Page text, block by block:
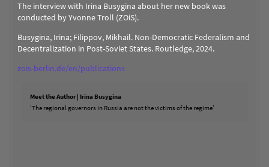
The interview with Irina Busygina about her new book was
conducted by Yvonne Troll (ZOiS).
Busygina, Irina; Filippov, Mikhail. Non-Democratic Federalism and
Decentralization in Post-Soviet States. Routledge, 2024.
zois-berlin.de/en/publications
Meet the Author | Irina Busygina
‘The regional governors in Russia are not the victims of the regime’